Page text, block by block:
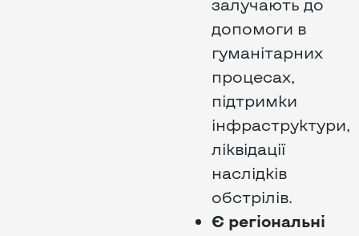
залучають до
допомоги в
гуманітарних
процесах,
підтримки
інфраструктури,
ліквідації
наслідків
обстрілів.
Є регіональні